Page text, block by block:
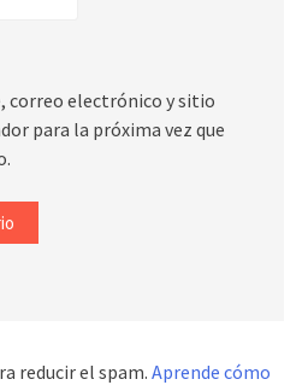
correo electrónico y sitio
para la próxima vez que
reducir el spam. Aprende cómo